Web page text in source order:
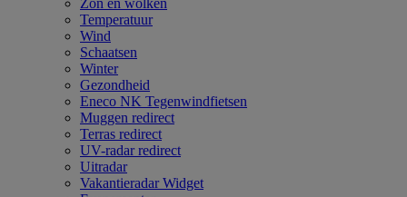
Zon en wolken
Temperatuur
Wind
Schaatsen
Winter
Gezondheid
Eneco NK Tegenwindfietsen
Muggen redirect
Terras redirect
UV-radar redirect
Uitradar
Vakantieradar Widget